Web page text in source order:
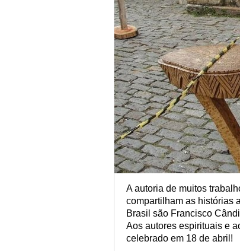
A autoria de muitos
compartilham as histórias
Brasil são Francisco
Aos autores espirituais e
celebrado em 18 de abril!